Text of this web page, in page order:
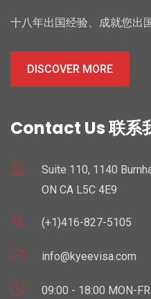
十八年出国经验、成就您出
DISCOVER MORE
Contact Us 联系
Suite 110, 1140
ON CA L5C 4E9
(+1)416-827-5105
info@kyeevisa.com
09:00 - 18:00 MON-